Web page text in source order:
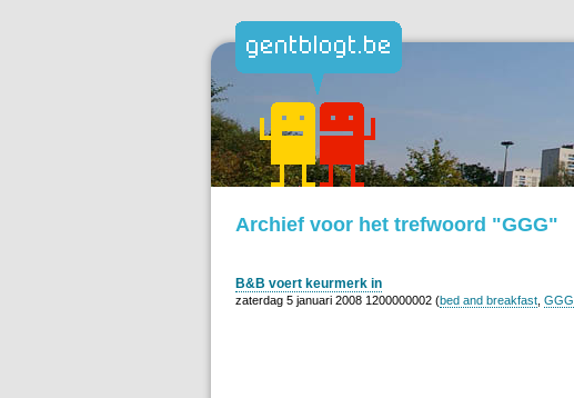
Archief voor het trefwoord "GGG"
B&B voert keurmerk in
zaterdag 5 januari 2008 1200000002 (bed and breakfast GGG